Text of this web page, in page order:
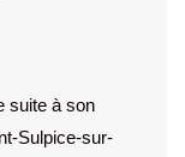
suite à son
Sulpice-sur-